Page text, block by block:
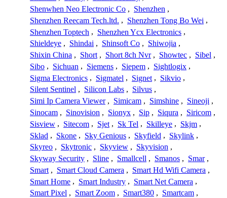
Shenwhen Neo Electronic Co , Shenzhen ,
Shenzhen Reecam Tech.ltd. , Shenzhen Tong Bo Wei ,
Shenzhen Toptech , Shenzhen Ycx Electronics ,
Shieldeye , Shindai , Shinsoft Co , Shiwojia ,
Shixin China , Short , Short 8ch Nvr , Showtec , Sibel ,
Sibo , Sichuan , Siemens , Siepem , Sightlogix ,
Sigma Electronics , Sigmatel , Signet , Sikvio ,
Silent Sentinel , Silicon Labs , Silvus ,
Simi Ip Camera Viewer , Simicam , Simshine , Sineoji ,
Sinocam , Sinovision , Sionyx , Sip , Siqura , Siricom ,
Sisview , Sitecom , Sjet , Sk Tel , Skilleye , Skjm ,
Sklad , Skone , Sky Genious , Skyfield , Skylink ,
Skyreo , Skytronic , Skyview , Skyvision ,
Skyway Security , Sline , Smallcell , Smanos , Smar ,
Smart , Smart Cloud Camera , Smart Hd Wifi Camera ,
Smart Home , Smart Industry , Smart Net Camera ,
Smart Pixel , Smart Zoom , Smart380 , Smartcam ,